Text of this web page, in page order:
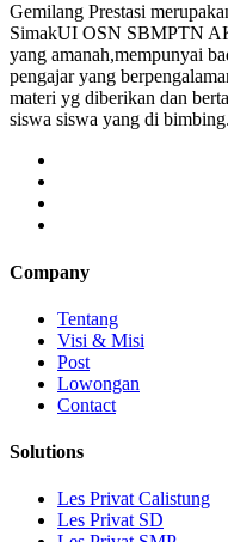
Gemilang Prestasi
SimakUI OSN SBMPTN
yang amanah,mempunyai
pengajar yang
materi yg diberikan dan
siswa siswa yang di bimbing.
Company
Tentang
Visi & Misi
Post
Lowongan
Contact
Solutions
Les Privat Calistung
Les Privat SD